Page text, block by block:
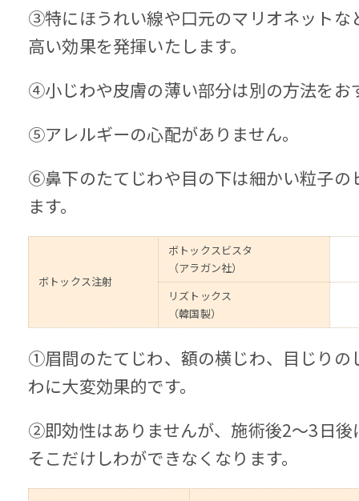
③特にほうれい線や口元のマリオネットな
高い効果を発揮いたします。
④小じわや皮膚の薄い部分は別の方法をお
⑤アレルギーの心配がありません。
⑥鼻下のたてじわや目の下は細かい粒子の
ます。
ボトックス注射
ボトックスビスタ
（アラガン社）
リズトックス
（韓国製）
①眉間のたてじわ、額の横じわ、目じりの
わに大変効果的です。
②即効性はありませんが、施術後2～3日後
そこだけしわができなくなります。